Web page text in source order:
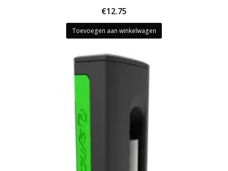
€12.75
Toevoegen aan winkelwagen